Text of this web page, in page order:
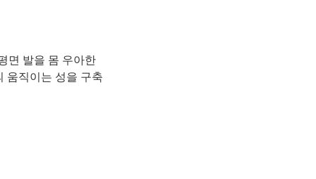
면 발을 몸 우아한
움직이는 성을 구축